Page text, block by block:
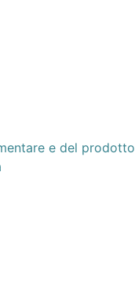
e del prodotto